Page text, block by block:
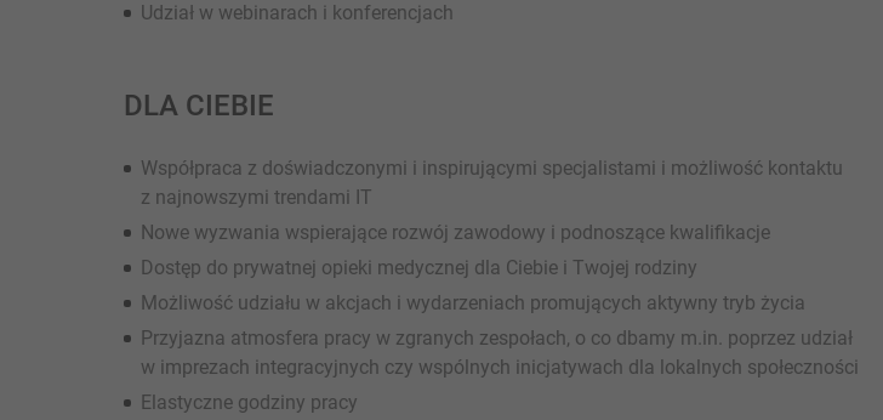
Udział w webinarach i konferencjach
DLA CIEBIE
Współpraca z doświadczonymi i inspirującymi specjalistami i możliwość kontaktu
z najnowszymi trendami IT
Nowe wyzwania wspierające rozwój zawodowy i podnoszące kwalifikacje
Dostęp do prywatnej opieki medycznej dla Ciebie i Twojej rodziny
Możliwość udziału w akcjach i wydarzeniach promujących aktywny tryb życia
Przyjazna atmosfera pracy w zgranych zespołach, o co dbamy m.in. poprzez udział
w imprezach integracyjnych czy wspólnych inicjatywach dla lokalnych społeczności
Elastyczne godziny pracy